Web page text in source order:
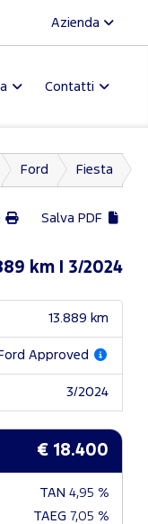
Azienda
Contatti
Ford Fiesta
Salva PDF
km 3/2024
13.889 km
Approved
3/2024
€ 18.400
TAN 4,95 %
TAEG 7,05 %